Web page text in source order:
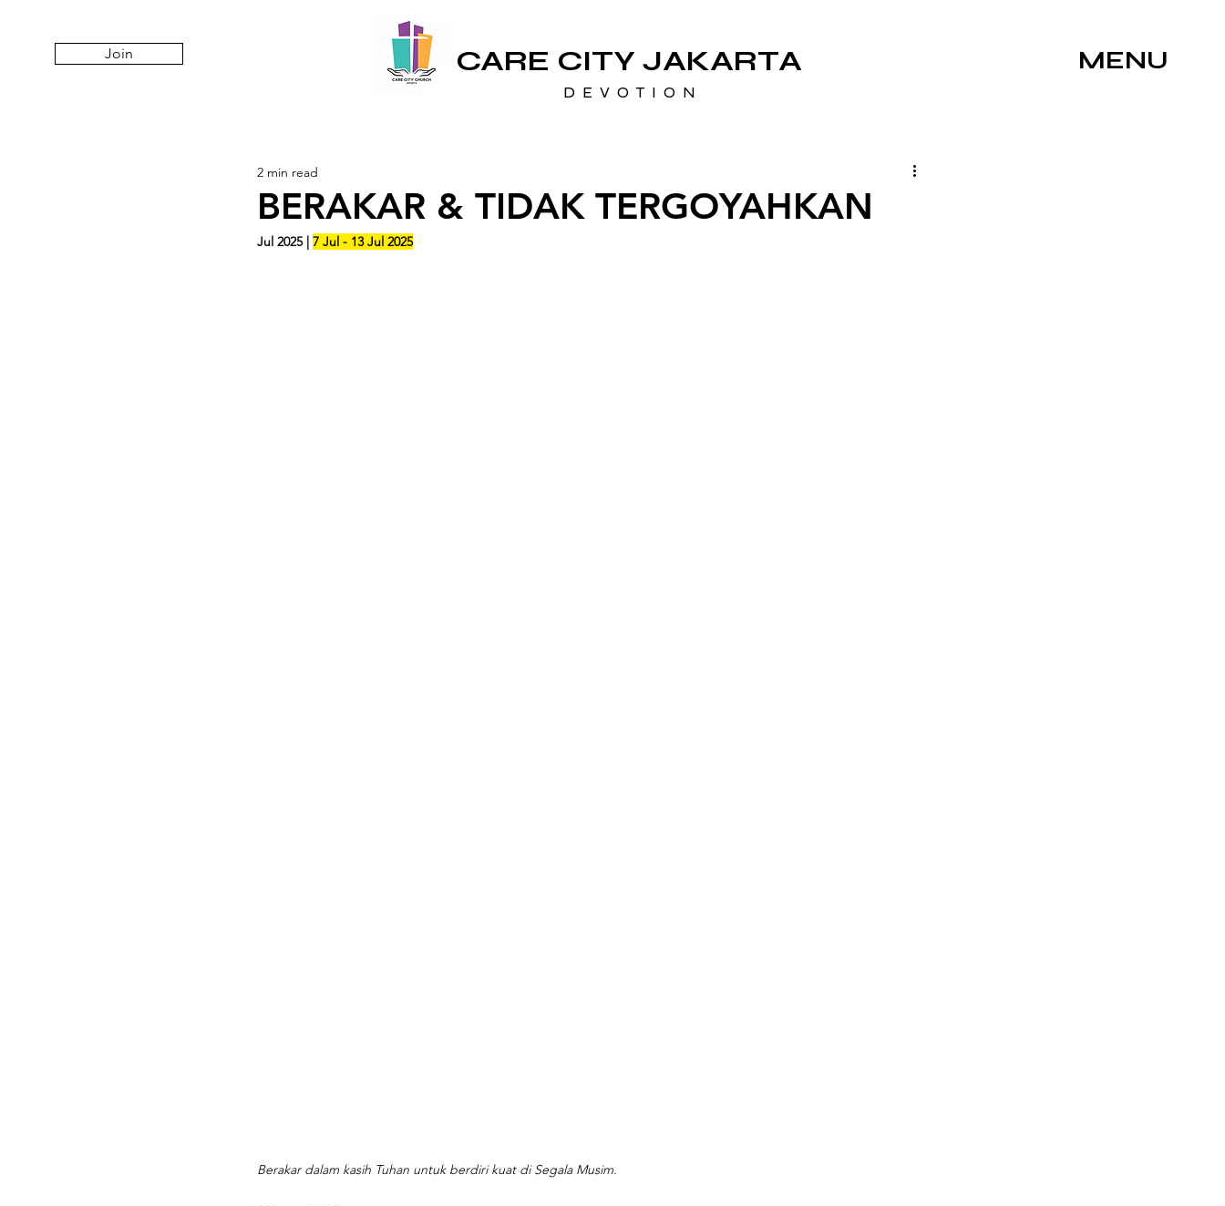
Join CARE CITY JAKARTA
D E V O T I O N
MENU
BERAKAR & TIDAK TERGOYAHKAN
2 min read
Jul 2025 | 7 Jul - 13 Jul 2025
Berakar dalam kasih Tuhan untuk berdiri kuat di Segala Musim.